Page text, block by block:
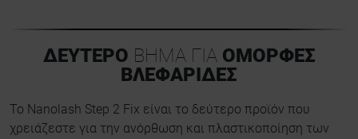
ΔΕΥΤΕΡΟ ΒΗΜΑ ΓΙΑ ΟΜΟΡΦΕΣ
ΒΛΕΦΑΡΙΔΕΣ
Το Nanolash Step 2 Fix είναι το δεύτερο προϊόν που
χρειάζεστε για την ανόρθωση και πλαστικοποίηση των